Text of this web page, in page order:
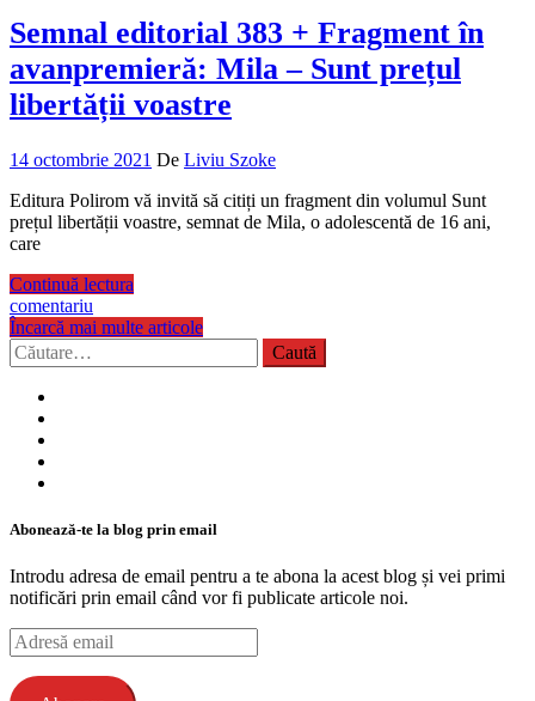
Semnal editorial 383 + Fragment în
avanpremieră: Mila – Sunt prețul
libertății voastre
14 octombrie 2021 De Liviu Szoke
Editura Polirom vă invită să citiți un fragment din volumul Sunt
prețul libertății voastre, semnat de Mila, o adolescentă de 16 ani,
care
Continuă lectura
comentariu
Încarcă mai multe articole
Caută
după:
Abonează-te la blog prin email
Introdu adresa de email pentru a te abona la acest blog și vei primi
notificări prin email când vor fi publicate articole noi.
Adresă
email